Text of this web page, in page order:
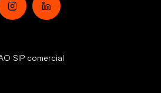
SIP comercial